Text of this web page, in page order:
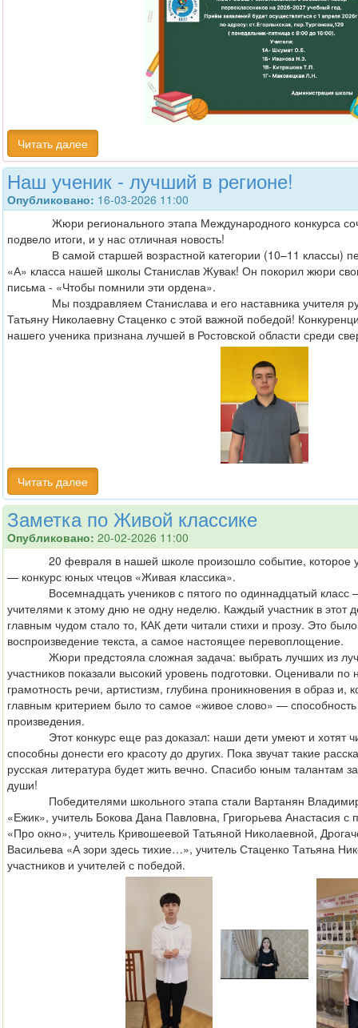
Читать далее
Наш ученик - лучший в регионе!
Опубликовано: 16-03-2026 11:00
Жюри регионального этапа Международного конкурса
подвело итоги, и у нас отличная новость!
В самой старшей возрастной категории (10–11 классы)
«А» класса нашей школы Станислав Жувак! Он покорил жюри
письма - «Чтобы помнили эти ордена».
Мы поздравляем Станислава и его наставника учителя
Татьяну Николаевну Стаценко с этой важной победой!
нашего ученика признана лучшей в Ростовской области среди
Читать далее
Заметка по Живой классике
Опубликовано: 20-02-2026 11:00
20 февраля в нашей школе произошло событие, которое
— конкурс юных чтецов «Живая классика».
Восемнадцать учеников с пятого по одиннадцатый класс —
учителями к этому дню не одну неделю. Каждый участник в этот
главным чудом стало то, КАК дети читали стихи и прозу. Это
воспроизведение текста, а самое настоящее перевоплощение.
Жюри предстояла сложная задача: выбрать лучших из
участников показали высокий уровень подготовки. Оценивали по
грамотность речи, артистизм, глубина проникновения в образ и,
главным критерием было то самое «живое слово» —
произведения.
Этот конкурс еще раз доказал: наши дети умеют и хотят
способны донести его красоту до других. Пока звучат такие
русская литература будет жить вечно. Спасибо юным талантам
души!
Победителями школьного этапа стали Вартанян Владимир
«Ежик», учитель Бокова Дана Павловна, Григорьева Анастасия
«Про окно», учитель Кривошеевой Татьяной Николаевной,
Васильева «А зори здесь тихие…», учитель Стаценко Татьяна
участников и учителей с победой.